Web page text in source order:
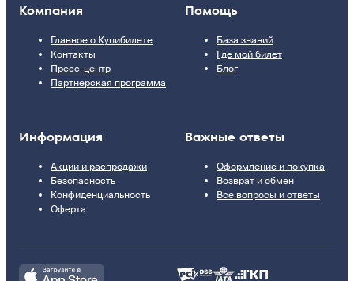
Компания
Главное о Купибилете
Контакты
Пресс-центр
Партнерская программа
Помощь
База знаний
Где мой билет
Блог
Информация
Акции и распродажи
Безопасность
Конфиденциальность
Оферта
Важные ответы
Оформление и покупка
Возврат и обмен
Все вопросы и ответы